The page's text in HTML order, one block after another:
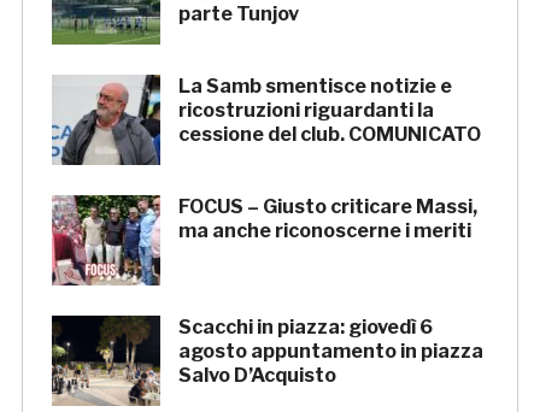
parte Tunjov
La Samb smentisce notizie e
ricostruzioni riguardanti la
cessione del club. COMUNICATO
FOCUS – Giusto criticare Massi,
ma anche riconoscerne i meriti
Scacchi in piazza: giovedì 6
agosto appuntamento in piazza
Salvo D’Acquisto